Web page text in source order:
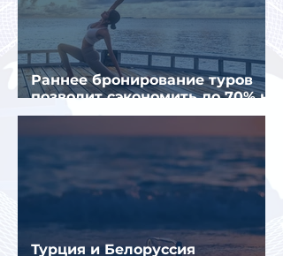
Раннее бронирование туров
позволит сэкономить до 70% на
летнем отдыхе — АТОР
Турция и Белоруссия